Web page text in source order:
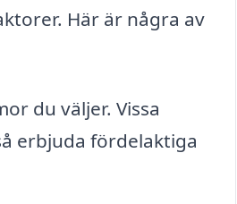
Här är några av
du väljer. Vissa
erbjuda fördelaktiga